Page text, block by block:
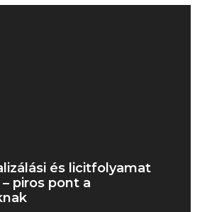
és licitfolyamat
piros pont a